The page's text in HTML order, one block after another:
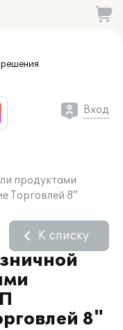
решения
Вход
продуктами
Торговлей 8"
8"
К списку